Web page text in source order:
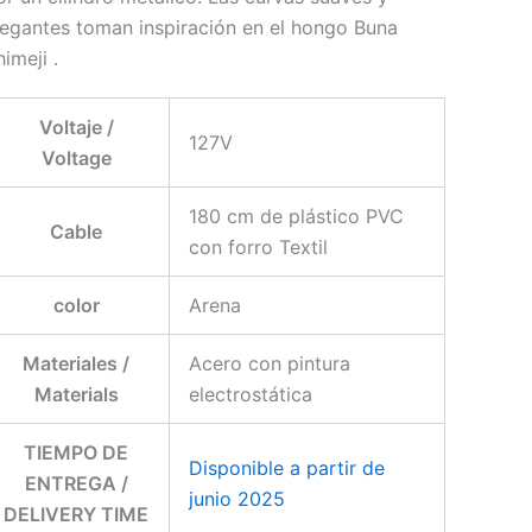
toman inspiración en el hongo Buna
.
Voltaje /
Voltage
127V
Cable
180 cm de plástico PVC
con forro Textil
color Arena
Materiales /
Materials
Acero con pintura
electrostática
TIEMPO DE
ENTREGA /
DELIVERY TIME
Disponible a partir de
junio 2025